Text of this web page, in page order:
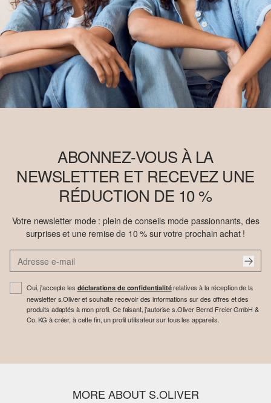
ABONNEZ-VOUS À LA
NEWSLETTER ET RECEVEZ UNE
RÉDUCTION DE 10 %
Votre newsletter mode : plein de conseils mode passionnants, des
surprises et une remise de 10 % sur votre prochain achat !
Oui, j'accepte les déclarations de confidentialitérelatives à la réception de la
newsletter s.Oliver et souhaite recevoir des informations sur des offres et des
produits adaptés à mon profil. Ce faisant, j'autorise s.Oliver Bernd Freier GmbH &
Co. KG à créer, à cette fin, un profil utilisateur sur tous les appareils.
MORE ABOUT S.OLIVER